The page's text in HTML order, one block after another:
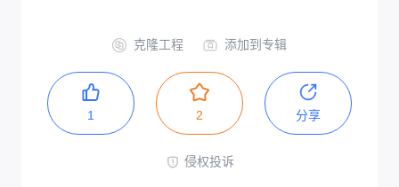
克隆工程 添加到专辑
1 2 分享
侵权投诉